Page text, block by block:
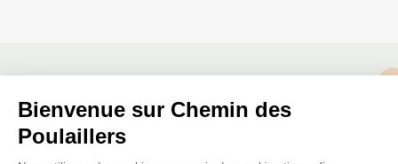
Bienvenue sur Chemin des
Poulaillers
Nous répondons à toutes vos